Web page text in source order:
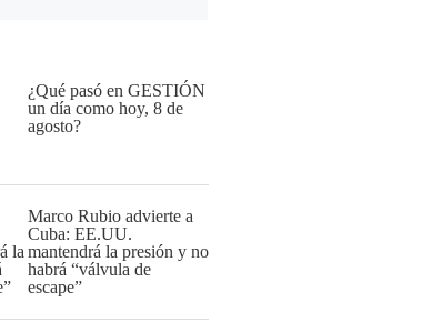
¿Qué pasó en GESTIÓN
un día como hoy, 8 de
agosto?
Marco Rubio advierte a
Cuba: EE.UU.
mantendrá la presión y no
habrá “válvula de
escape”